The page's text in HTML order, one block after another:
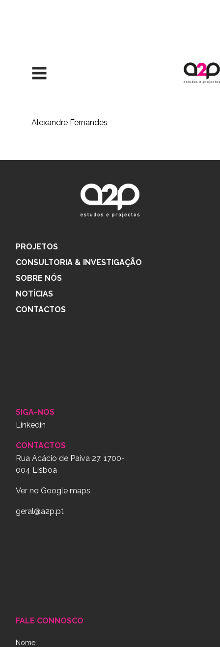
Alexandre Fernandes
PROJETOS
CONSULTORIA & INVESTIGAÇÃO
SOBRE NÓS
NOTÍCIAS
CONTACTOS
SIGA-NOS
Linkedin
CONTACTOS
Rua Acácio de Paiva 27, 1700-
004 Lisboa
Ver no Google maps
geral@a2p.pt
FALE CONNOSCO
Nome